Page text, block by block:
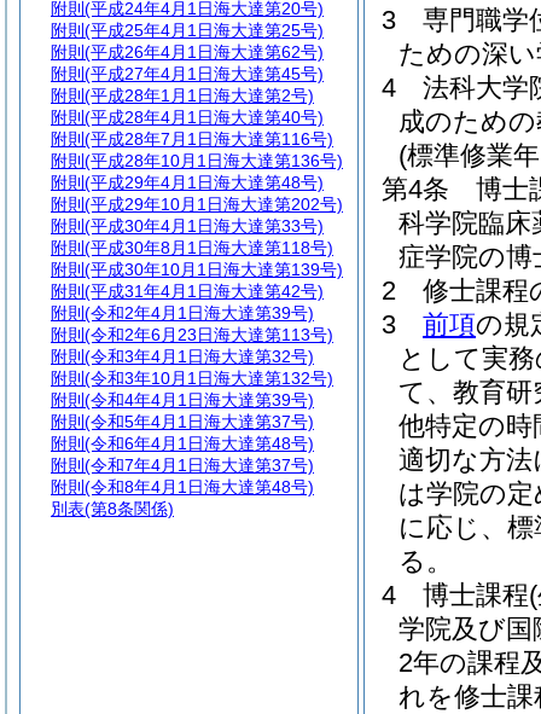
3
専門職学
ための深
4
法科大学
成のため
(標準修業
第4条
博士
科学院臨床
症学院の
2
修士課程
3
前項の規
として実
て、教育
他特定の
適切な方
は学院の
に応じ、
る。
4
博士課程
学院及び国
2年の課程
れを修士
附則 (平成24年4月1日海大達第20号)
附則 (平成25年4月1日海大達第25号)
附則 (平成26年4月1日海大達第62号)
附則 (平成27年4月1日海大達第45号)
附則 (平成28年1月1日海大達第2号)
附則 (平成28年4月1日海大達第40号)
附則 (平成28年7月1日海大達第116号)
附則 (平成28年10月1日海大達第136号)
附則 (平成29年4月1日海大達第48号)
附則 (平成29年10月1日海大達第202号)
附則 (平成30年4月1日海大達第33号)
附則 (平成30年8月1日海大達第118号)
附則 (平成30年10月1日海大達第139号)
附則 (平成31年4月1日海大達第42号)
附則 (令和2年4月1日海大達第39号)
附則 (令和2年6月23日海大達第113号)
附則 (令和3年4月1日海大達第32号)
附則 (令和3年10月1日海大達第132号)
附則 (令和4年4月1日海大達第39号)
附則 (令和5年4月1日海大達第37号)
附則 (令和6年4月1日海大達第48号)
附則 (令和7年4月1日海大達第37号)
附則 (令和8年4月1日海大達第48号)
別表(第8条関係)